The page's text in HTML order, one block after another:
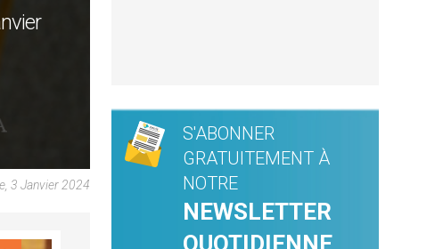
3 Janvier 2024
S'ABONNER
GRATUITEMENT À
NOTRE
NEWSLETTER
QUOTIDIENNE